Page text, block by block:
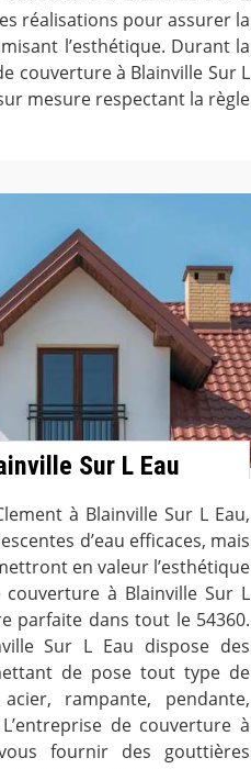
réalisations pour assurer la
l’esthétique. Durant la
couverture à Blainville Sur L
mesure respectant la règle
Sur L Eau
à Blainville Sur L Eau,
d’eau efficaces, mais
en valeur l’esthétique
à Blainville Sur L
parfaite dans tout le 54360.
Sur L Eau dispose des
de pose tout type de
rampante, pendante,
de couverture à
fournir des gouttières